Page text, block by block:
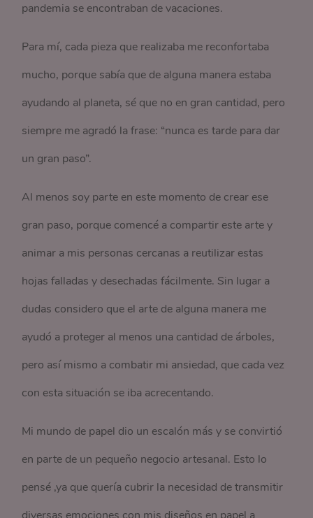
pandemia se encontraban de vacaciones.
Para mí, cada pieza que realizaba me reconfortaba
mucho, porque sabía que de alguna manera estaba
ayudando al planeta, sé que no en gran cantidad, pero
siempre me agradó la frase: “nunca es tarde para dar
un gran paso”.
Al menos soy parte en este momento de crear ese
gran paso, porque comencé a compartir este arte y
animar a mis personas cercanas a reutilizar estas
hojas falladas y desechadas fácilmente. Sin lugar a
dudas considero que el arte de alguna manera me
ayudó a proteger al menos una cantidad de árboles,
pero así mismo a combatir mi ansiedad, que cada vez
con esta situación se iba acrecentando.
Mi mundo de papel dio un escalón más y se convirtió
en parte de un pequeño negocio artesanal. Esto lo
pensé ,ya que quería cubrir la necesidad de transmitir